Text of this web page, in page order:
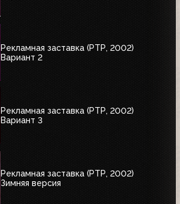
Рекламная заставка (РТР, 2002)
Вариант 2
Рекламная заставка (РТР, 2002)
Вариант 3
Рекламная заставка (РТР, 2002)
Зимняя версия